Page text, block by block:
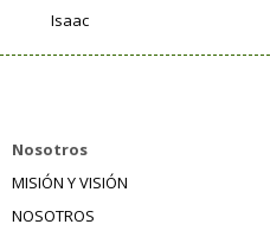
Isaac
Nosotros
MISIÓN Y VISIÓN
NOSOTROS